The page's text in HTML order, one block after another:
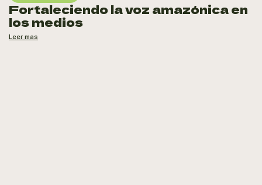
Fortaleciendo la voz amazónica en
los medios
Leer mas